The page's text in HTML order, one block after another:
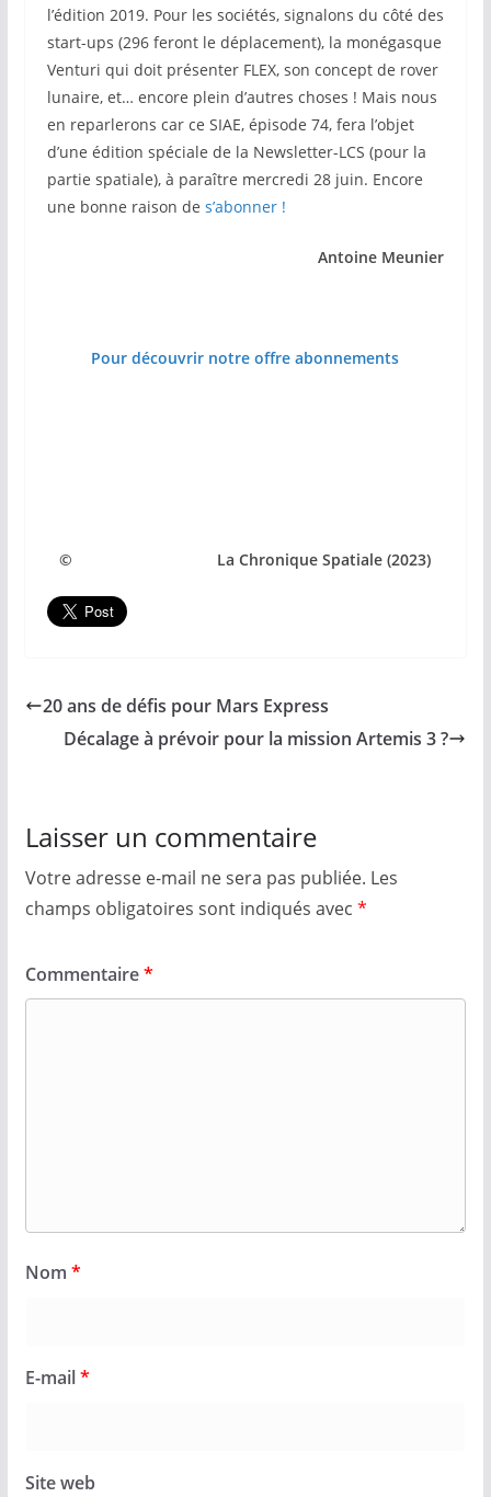
l’édition 2019. Pour les sociétés, signalons du côté des
start-ups (296 feront le déplacement), la monégasque
Venturi qui doit présenter FLEX, son concept de rover
lunaire, et… encore plein d’autres choses ! Mais nous
en reparlerons car ce SIAE, épisode 74, fera l’objet
d’une édition spéciale de la Newsletter-LCS (pour la
partie spatiale), à paraître mercredi 28 juin. Encore
une bonne raison de s’abonner !
Antoine Meunier
Pour découvrir notre offre abonnements
© La Chronique Spatiale (2023)
20 ans de défis pour Mars Express
Décalage à prévoir pour la mission Artemis 3 ?
Laisser un commentaire
Votre adresse e-mail ne sera pas publiée. Les
champs obligatoires sont indiqués avec *
Commentaire*
Nom *
E-mail*
Site web